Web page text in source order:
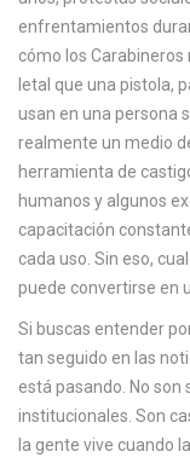
enfrentamientos
cómo los Carabineros
letal que una pistola,
usan en una persona
realmente un medio
herramienta de
humanos y algunos
capacitación
cada uso. Sin eso,
puede convertirse en
Si buscas entender
tan seguido en las
está pasando. No
institucionales. Son
la gente vive cuando